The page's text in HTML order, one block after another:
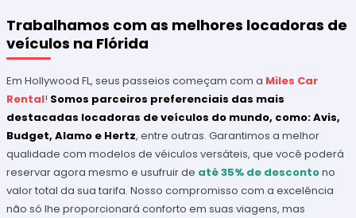
Trabalhamos com as melhores locadoras de
veículos na Flórida
Em Hollywood FL, seus passeios começam com a Miles Car
Rental! Somos parceiros preferenciais das mais
destacadas locadoras de veículos do mundo, como: Avis,
Budget, Alamo e Hertz, entre outras. Garantimos a melhor
qualidade com modelos de véiculos versáteis, que você poderá
reservar agora mesmo e usufruir de até 35% de descontono
valor total da sua tarifa. Nosso compromisso com a excelência
não só lhe proporcionará conforto em suas viagens, mas